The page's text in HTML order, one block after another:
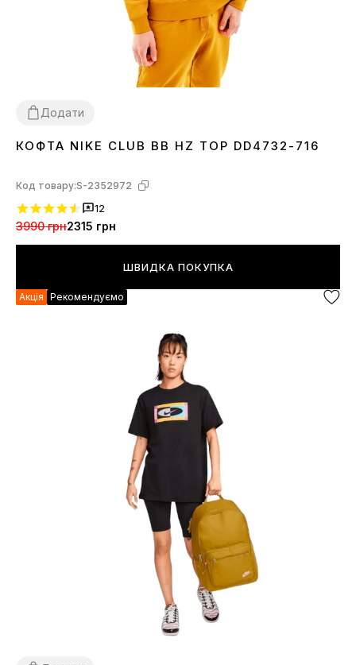
Додати
LXL
КОФТА NIKE CLUB BB HZ TOP DD4732-716
Код товару:S-2352972
12
3990 грн2315 грн
ШВИДКА ПОКУПКА
Акція Рекомендуємо